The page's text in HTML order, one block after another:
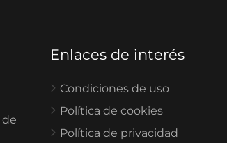
Enlaces de interés
Condiciones de uso
Política de cookies
Política de privacidad